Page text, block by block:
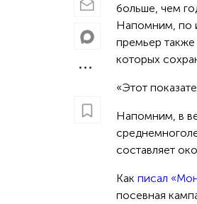
больше, чем
Напомним, по
премьер
которых
«Этот
Напомним, в
составляет
Как писал
посевная